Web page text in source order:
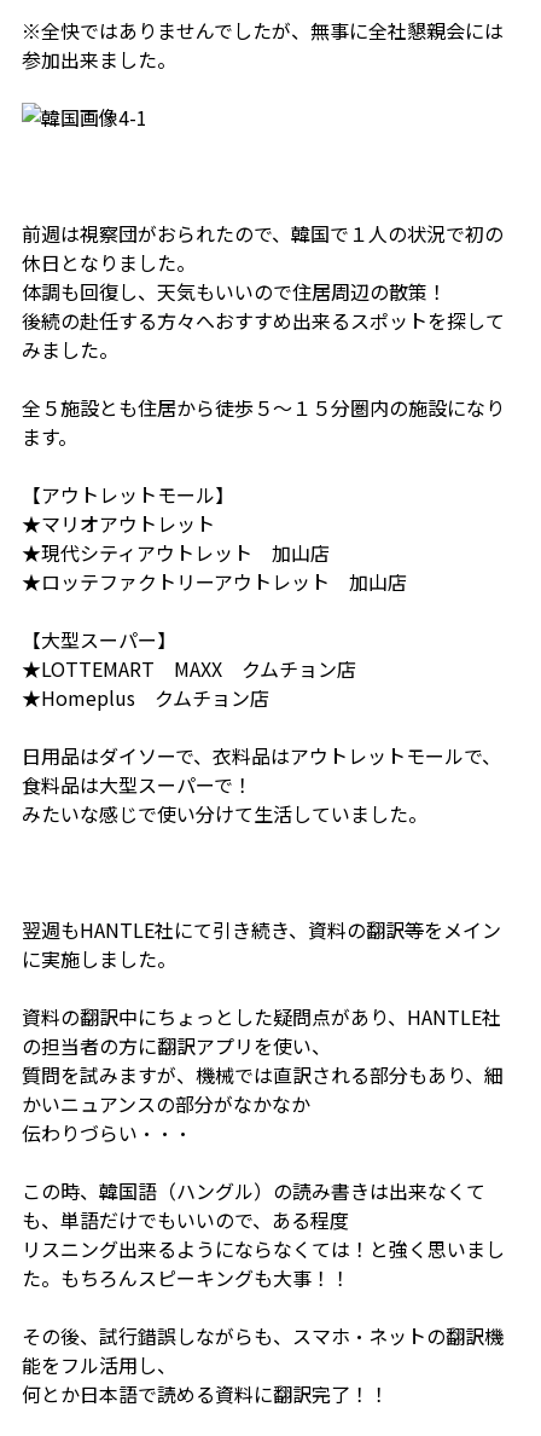
※全快ではありませんでしたが、無事に全社懇親会には
参加出来ました。
前週は視察団がおられたので、韓国で１人の状況で初の
休日となりました。
体調も回復し、天気もいいので住居周辺の散策！
後続の赴任する方々へおすすめ出来るスポットを探して
みました。
全５施設とも住居から徒歩５～１５分圏内の施設になり
ます。
【アウトレットモール】
★マリオアウトレット
★現代シティアウトレット 加山店
★ロッテファクトリーアウトレット 加山店
【大型スーパー】
★LOTTEMART MAXX クムチョン店
★Homeplus クムチョン店
日用品はダイソーで、衣料品はアウトレットモールで、
食料品は大型スーパーで！
みたいな感じで使い分けて生活していました。
翌週もHANTLE社にて引き続き、資料の翻訳等をメイン
に実施しました。
資料の翻訳中にちょっとした疑問点があり、HANTLE社
の担当者の方に翻訳アプリを使い、
質問を試みますが、機械では直訳される部分もあり、細
かいニュアンスの部分がなかなか
伝わりづらい・・・
この時、韓国語（ハングル）の読み書きは出来なくて
も、単語だけでもいいので、ある程度
リスニング出来るようにならなくては！と強く思いまし
た。もちろんスピーキングも大事！！
その後、試行錯誤しながらも、スマホ・ネットの翻訳機
能をフル活用し、
何とか日本語で読める資料に翻訳完了！！